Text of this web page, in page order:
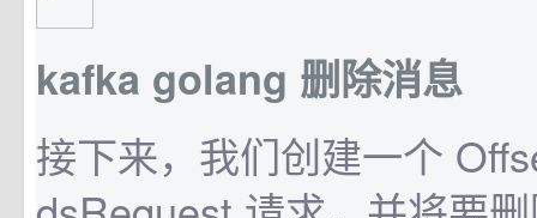
kafka golang 删除消息
接下来，我们创建一个